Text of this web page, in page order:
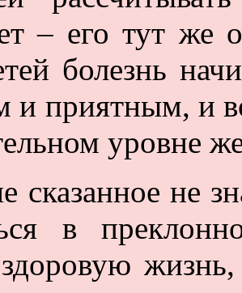
– его тут же
болезнь
приятным, и
уровне
сказанное не
в